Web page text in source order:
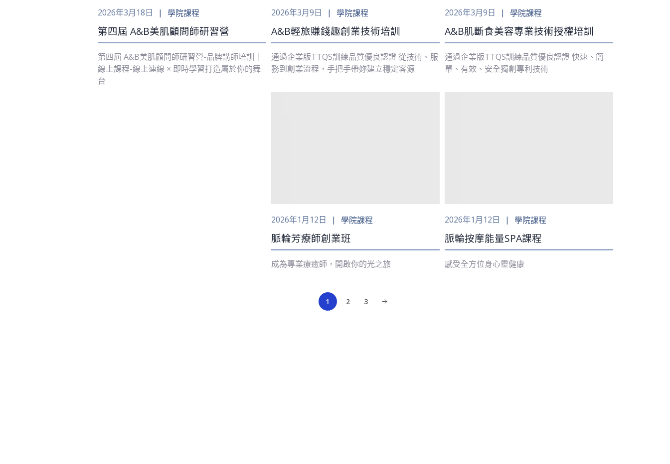
2026年3月18日 學院課程
第四屆 A&B美肌顧問師研習營
第四屆 A&B美肌顧問師研習營-品牌講師培訓｜
線上課程-線上連線 × 即時學習打造屬於你的舞
台
2026年3月9日 學院課程
A&B輕旅賺錢趣創業技術培訓
通過企業版TTQS訓練品質優良認證 從技術、服
務到創業流程，手把手帶妳建立穩定客源
2026年3月9日 學院課程
A&B肌斷食美容專業技術授權培訓
通過企業版TTQS訓練品質優良認證 快速、簡
單、有效、安全獨創專利技術
2026年1月12日 學院課程
脈輪芳療師創業班
成為專業療癒師，開啟你的光之旅
2026年1月12日 學院課程
脈輪按摩能量SPA課程
感受全方位身心靈健康
1 2 3